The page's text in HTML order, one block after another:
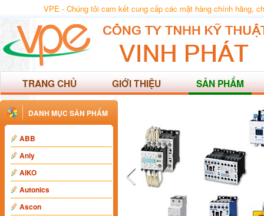
VPE - Chúng tôi cam kết cung cấp các mặt hàng chính hãng,
TRANG CHỦ GIỚI THIỆU SẢN PHẨM
DANH MỤC SẢN PHẨM
ABB
Anly
AIKO
Autonics
Ascon